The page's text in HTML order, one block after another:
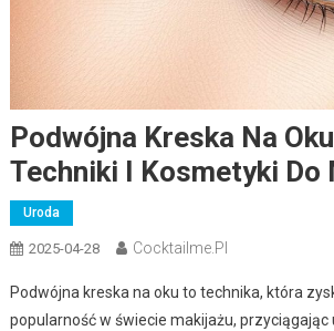
Podwójna Kreska Na
Techniki I Kosmetyki Do
Uroda
2025-04-28 Cocktailme.pl
Podwójna kreska na oku to technika, która
popularność w świecie makijażu, przyciągając